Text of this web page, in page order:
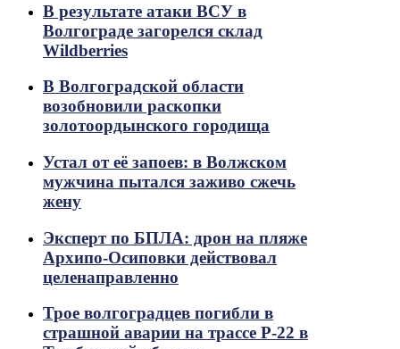
В результате атаки ВСУ в
Волгограде загорелся склад
Wildberries
В Волгоградской области
возобновили раскопки
золотоордынского городища
Устал от её запоев: в Волжском
мужчина пытался заживо сжечь
жену
Эксперт по БПЛА: дрон на пляже
Архипо-Осиповки действовал
целенаправленно
Трое волгоградцев погибли в
страшной аварии на трассе Р-22 в